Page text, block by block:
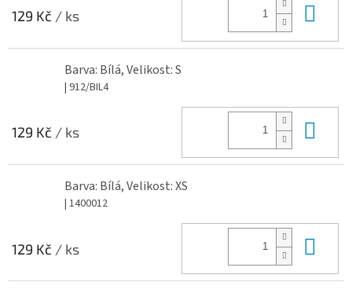
129 Kč / ks
Barva: Bílá, Velikost: S
| 912/BIL4
129 Kč / ks
Barva: Bílá, Velikost: XS
| 1400012
129 Kč / ks